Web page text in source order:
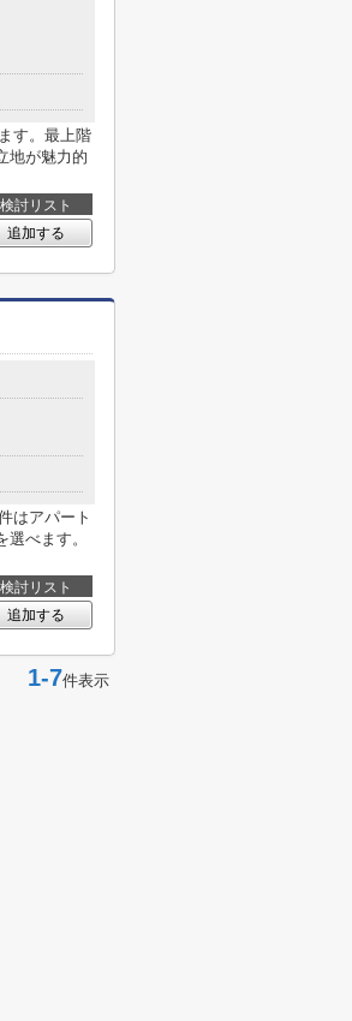
す。最上階
地が魅力的
検討リスト
追加する
はアパート
べます。
検討リスト
追加する
1-7件表示